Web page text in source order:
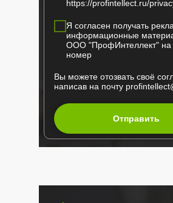
https://profintellect.ru/
Я согласен получать
информационные
ООО "ПрофИнтеллект" на
номер
Вы можете отозвать своё
написав на почту
Отправить